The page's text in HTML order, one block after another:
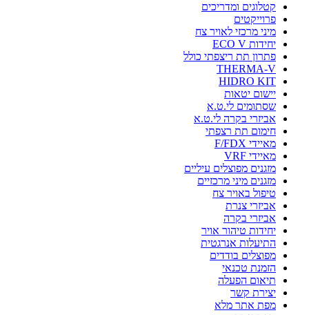
קטלוגים ומדריכים
פרוייקטים
מיני מרכזי לאויר צח
יחידות ECO V
פתרון תת ריצפתי כולל
THERMA-V
HIDRO KIT
יישום יטאות
שסתומים לי.ט.א
אביזרי בקרה לי.ט.א
חימום תת רצפתי
מאיידי F/FDX
מאיידי VRF
מזגנים מפוצלים עיליים
מזגנים מיני מרכזיים
טיפול באויר צח
אביזרי צנרת
אביזרי בקרה
יחידות טיהור אויר
התיעלות אנרגטית
מפוצלים בודדים
הזמנת טכנאי
תיאום הפעלה
יצירת קשר
מפת אתר מלא